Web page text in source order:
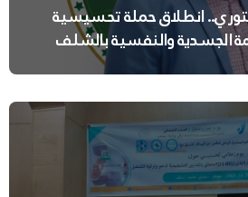
انطلاق حملة تحسيسية
الجسدية والنفسية بالشلف